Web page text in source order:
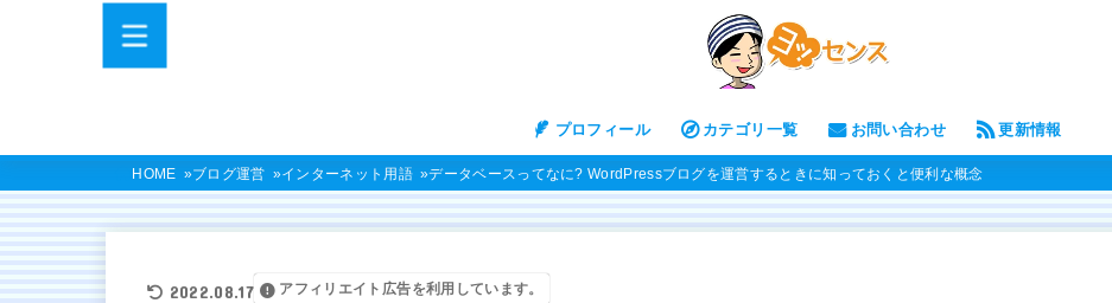
プロフィール カテゴリ一覧 お問い合わせ 更新情報
HOME ブログ運営 インターネット用語 データベースってなに? WordPressブログを運営するときに知っておくと便利な概念
2022.08.17 アフィリエイト広告を利用しています。